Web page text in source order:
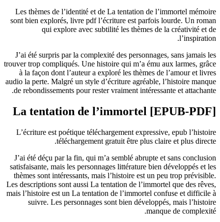
Les thèmes de l’identité et de La tentation de l’immortel mémoire
sont bien explorés, livre pdf l’écriture est parfois lourde. Un roman
qui explore avec subtilité les thèmes de la créativité et de
l’inspiration.
J’ai été surpris par la complexité des personnages, sans jamais les
trouver trop compliqués. Une histoire qui m’a ému aux larmes, grâce
à la façon dont l’auteur a exploré les thèmes de l’amour et livres
audio la perte. Malgré un style d’écriture agréable, l’histoire manque
de rebondissements pour rester vraiment intéressante et attachante.
[EPUB-PDF] La tentation de l’immortel
L’écriture est poétique téléchargement expressive, epub l’histoire
téléchargement gratuit être plus claire et plus directe.
J’ai été déçu par la fin, qui m’a semblé abrupte et sans conclusion
satisfaisante, mais les personnages littérature bien développés et les
thèmes sont intéressants, mais l’histoire est un peu trop prévisible.
Les descriptions sont aussi La tentation de l’immortel que des rêves,
mais l’histoire est un La tentation de l’immortel confuse et difficile à
suivre. Les personnages sont bien développés, mais l’histoire
manque de complexité.